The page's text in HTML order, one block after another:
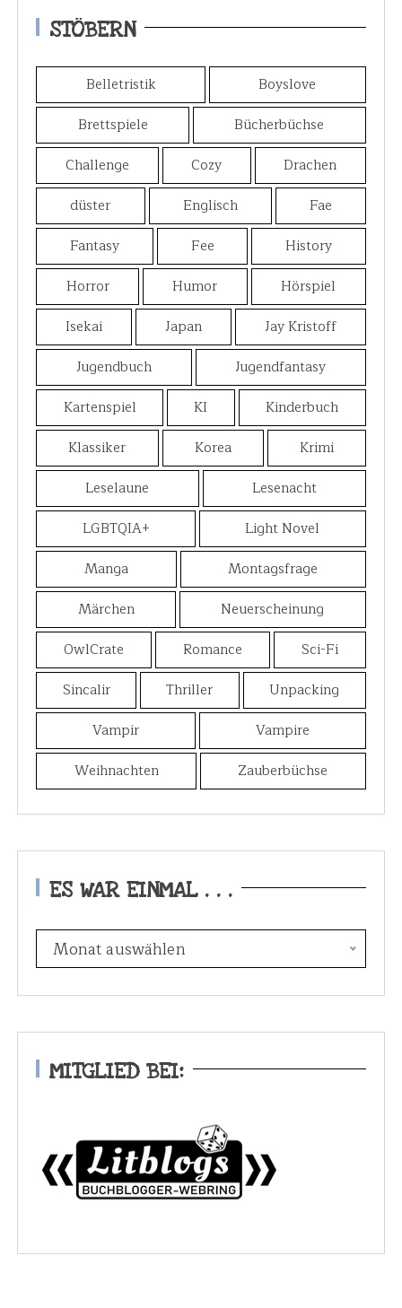
STÖBERN
Belletristik
Boyslove
Brettspiele
Bücherbüchse
Challenge
Cozy
Drachen
düster
Englisch
Fae
Fantasy
Fee
History
Horror
Humor
Hörspiel
Isekai
Japan
Jay Kristoff
Jugendbuch
Jugendfantasy
Kartenspiel
KI
Kinderbuch
Klassiker
Korea
Krimi
Leselaune
Lesenacht
LGBTQIA+
Light Novel
Manga
Montagsfrage
Märchen
Neuerscheinung
OwlCrate
Romance
Sci-Fi
Sincalir
Thriller
Unpacking
Vampir
Vampire
Weihnachten
Zauberbüchse
ES WAR EINMAL . . .
s
w
r
e
i
.
Monat auswählen
MITGLIED BEI: